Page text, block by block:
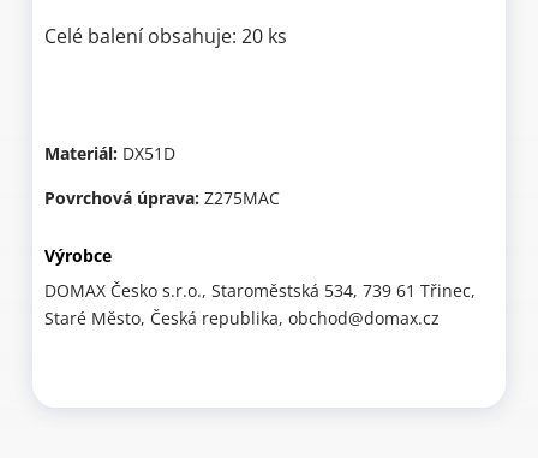
Celé balení obsahuje: 20 ks
Materiál: DX51D
Povrchová úprava: Z275MAC
Výrobce
DOMAX Česko s.r.o., Staroměstská 534, 739 61 Třinec,
Staré Město, Česká republika, obchod@domax.cz